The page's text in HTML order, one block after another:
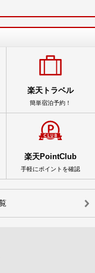
楽天トラベル
簡単宿泊予約！
楽天PointClub
手軽にポイントを確認